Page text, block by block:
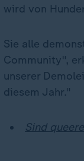
wird von
Sie alle
Community",
unserer
diesem Jahr."
Sind